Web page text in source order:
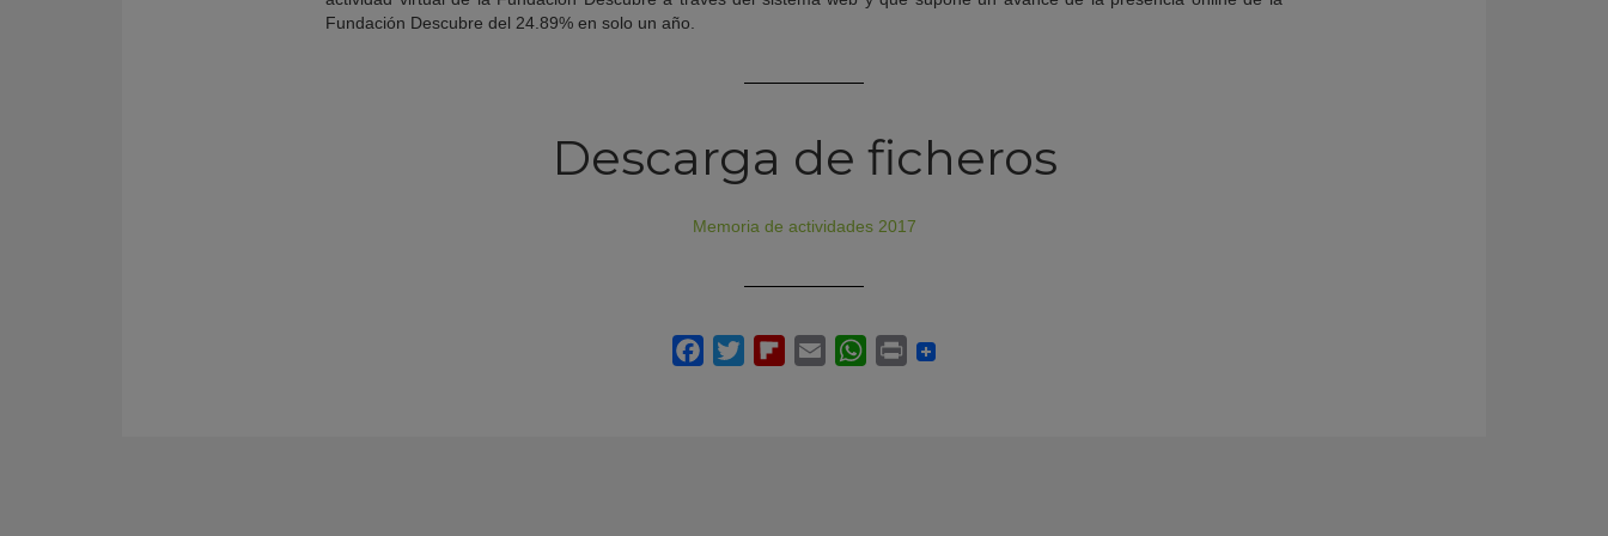
Fundación Descubre del 24.89% en solo un año.
Descarga de ficheros
Memoria de actividades 2017